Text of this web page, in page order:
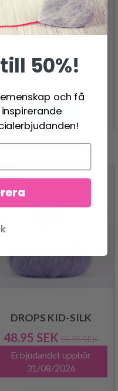
DROPS BRUSHED
33.95 SEK
Se produkt
DROPS KID-SILK
48.95 SEK 55.95 SEK
Erbjudandet upphör
31/08/2026
50%!
och få